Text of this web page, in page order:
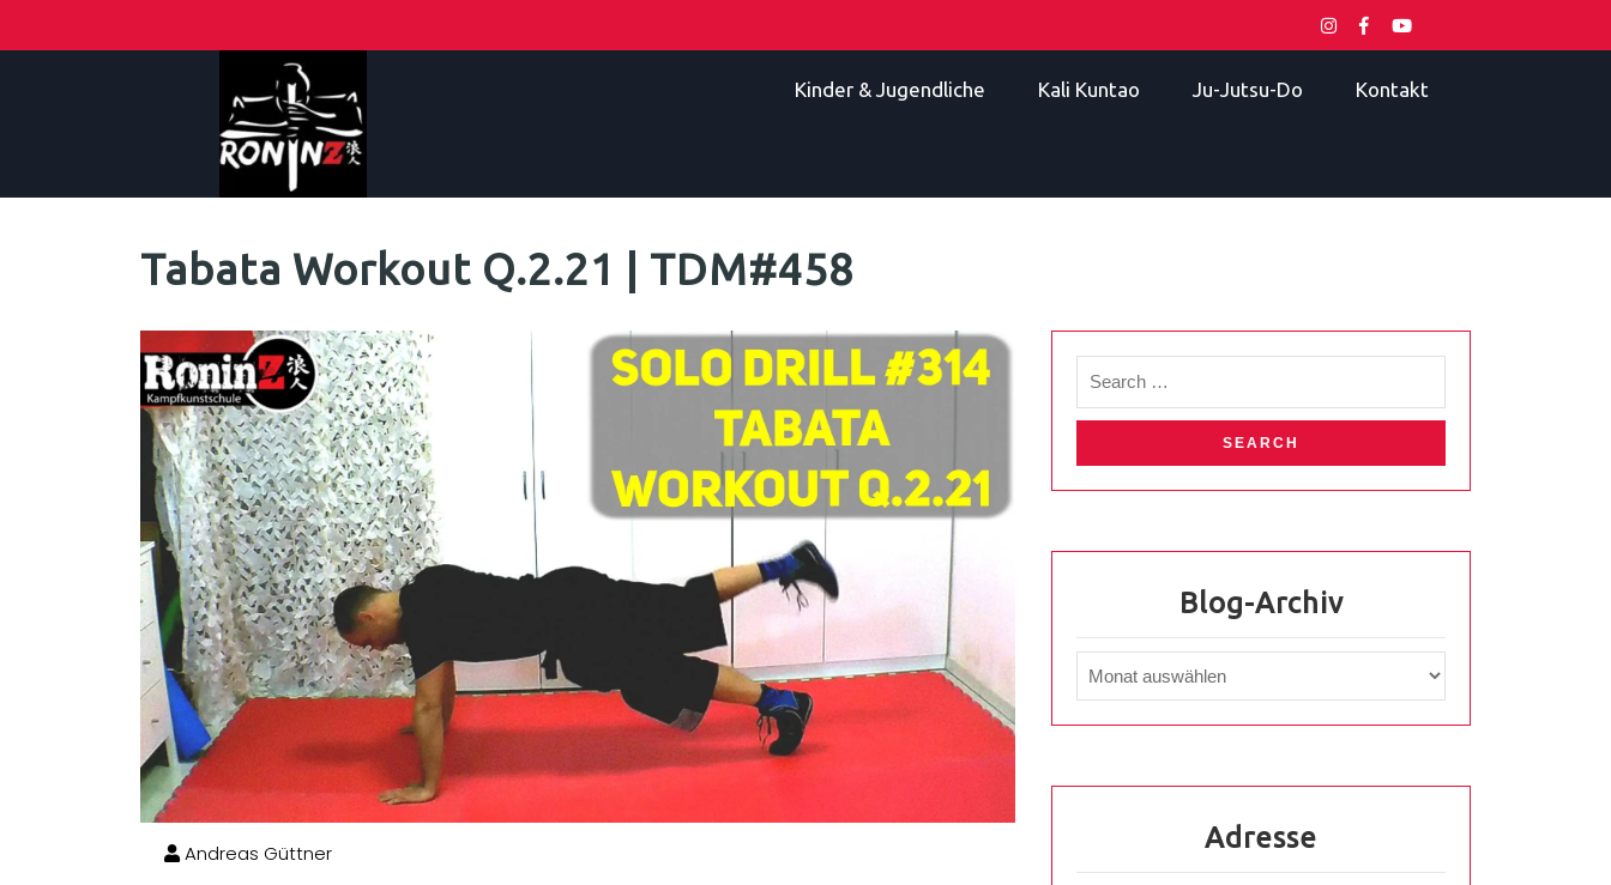
Kinder & Jugendliche Kali Kuntao Ju-Jutsu-Do Kontakt
Tabata Workout Q.2.21 | TDM#458
Andreas Güttner
Blog-Archiv
Adresse